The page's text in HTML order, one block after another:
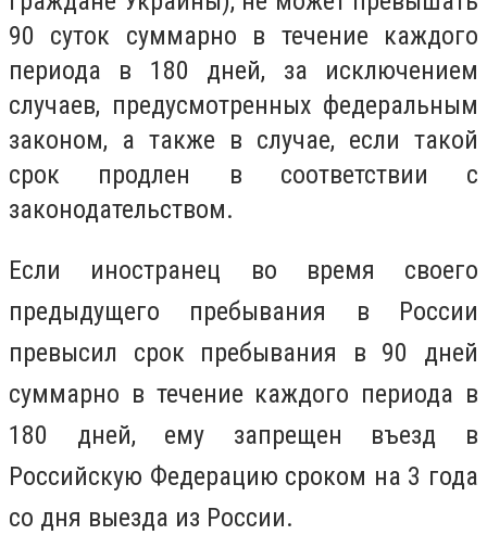
90 суток суммарно в течение каждого
периода в 180 дней, за исключением
случаев, предусмотренных федеральным
законом, а также в случае, если такой
срок продлен в соответствии с
законодательством.
Если иностранец во время своего
предыдущего пребывания в России
превысил срок пребывания в 90 дней
суммарно в течение каждого периода в
180 дней, ему запрещен въезд в
Российскую Федерацию сроком на 3 года
со дня выезда из России.